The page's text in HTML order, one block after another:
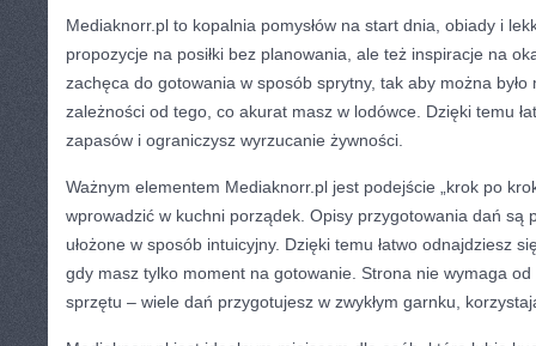
Mediaknorr.pl to kopalnia pomysłów na start dnia, obiady i
propozycje na posiłki bez planowania, ale też inspiracje na
zachęca do gotowania w sposób sprytny, tak aby można
zależności od tego, co akurat masz w lodówce. Dzięki temu
zapasów i ograniczysz wyrzucanie żywności.
Ważnym elementem Mediaknorr.pl jest podejście „krok po
wprowadzić w kuchni porządek. Opisy przygotowania dań są
ułożone w sposób intuicyjny. Dzięki temu łatwo odnajdziesz
gdy masz tylko moment na gotowanie. Strona nie wymaga
sprzętu – wiele dań przygotujesz w zwykłym garnku,